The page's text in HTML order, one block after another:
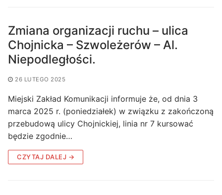
Zmiana organizacji ruchu – ulica
Chojnicka – Szwoleżerów – Al.
Niepodległości.
26 LUTEGO 2025
Miejski Zakład Komunikacji informuje że, od dnia 3
marca 2025 r. (poniedziałek) w związku z zakończoną
przebudową ulicy Chojnickiej, linia nr 7 kursować
będzie zgodnie…
CZYTAJ DALEJ →